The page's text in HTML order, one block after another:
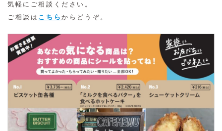
気軽にご相談ください。
ご相談は こちらからどうぞ。